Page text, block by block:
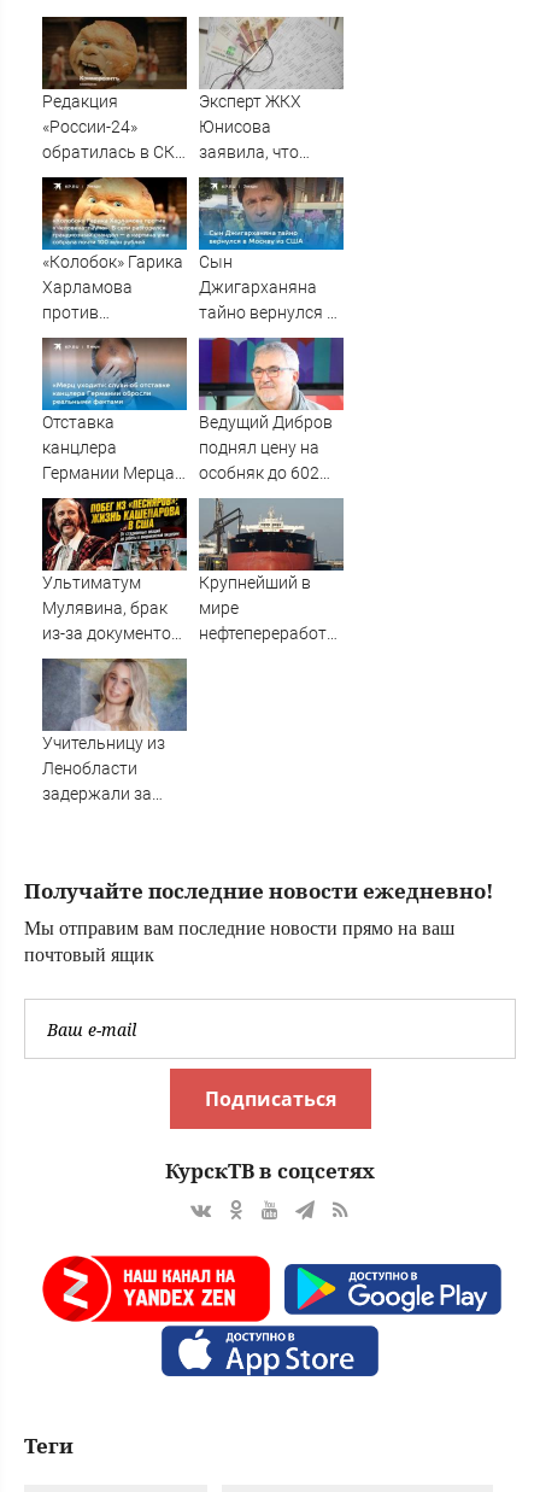
Редакция
«России-24»
обратилась в СКР
из-за травли
съемочной
группы «Колобка»
Эксперт ЖКХ
Юнисова
заявила, что
ремонт больше не
будет котловым
«Колобок» Гарика
Харламова
против
«Человека-паука»:
В сети разгорелся
грандиозный
скандал — а
собрала почти
Сын
Джигарханяна
тайно вернулся в
Москву из США
Отставка
канцлера
Германии Мерца:
последние
новости на 7
августа 2026 и
прогнозы
Ведущий Дибров
поднял цену на
особняк до 602
млн рублей
Ультиматум
Мулявина, брак
из-за документов
и пиццерия во
Флориде: как
сложилась
судьба солиста
«Песняров»
Крупнейший в
мире
нефтепереработчик
Учительницу из
Ленобласти
задержали за
Получайте последние новости ежедневно!
Мы отправим вам последние новости прямо на ваш
почтовый ящик
Подписаться
КурскТВ в соцсетях
Теги